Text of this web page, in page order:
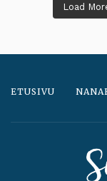
Load
ETUSIVU